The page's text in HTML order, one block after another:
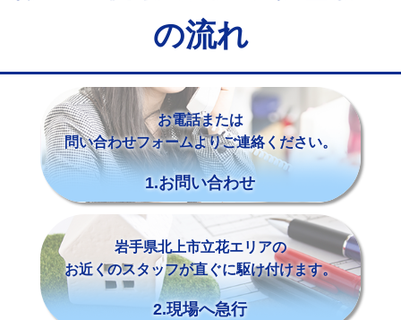
の流れ
お電話または
問い合わせフォームよりご連絡ください。
1.お問い合わせ
岩手県北上市立花エリアの
お近くのスタッフが直ぐに駆け付けます。
2.現場へ急行